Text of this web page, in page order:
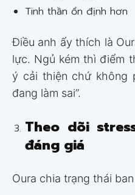
Tinh thần ổn định hơn
Điều anh ấy thích là
lực. Ngủ kém thì điểm
ý cải thiện chứ không
đang làm sai”.
Theo dõi
đáng giá
Oura chia trạng thái